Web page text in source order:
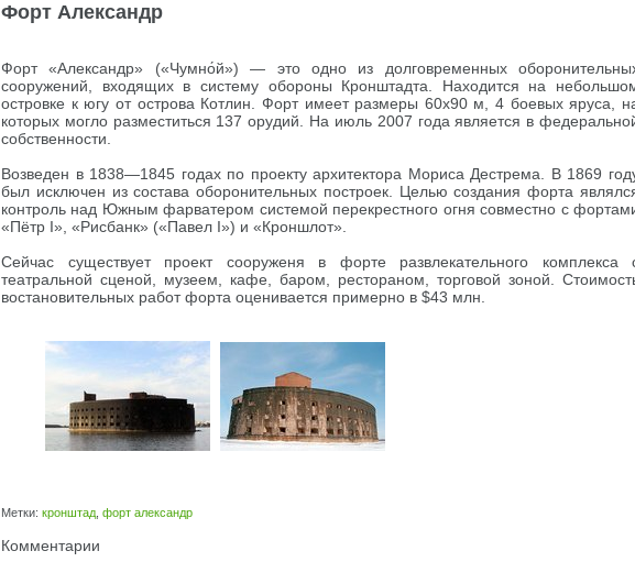
Форт Александр
Форт «Александр» («Чумно́й») — это одно из долговременных
сооружений, входящих в систему обороны Кронштадта. Находится на
островке к югу от острова Котлин. Форт имеет размеры 60х90 м, 4 боевых яруса,
которых могло разместиться 137 орудий. На июль 2007 года является в
собственности.
Возведен в 1838—1845 годах по проекту архитектора Мориса Дестрема. В 1869
был исключен из состава оборонительных построек. Целью создания форта
контроль над Южным фарватером системой перекрестного огня совместно с
«Пётр I», «Рисбанк» («Павел I») и «Кроншлот».
Сейчас существует проект сооруженя в форте развлекательного комплекса
театральной сценой, музеем, кафе, баром, рестораном, торговой зоной.
востановительных работ форта оценивается примерно в $43 млн.
Метки: кронштад форт александр
Комментарии